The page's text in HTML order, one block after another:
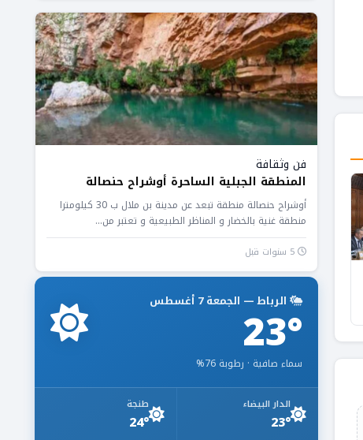
فن وثقافة
المنطقة الجبلية الساحرة أوشراح حنصالة
أوشراح حنصالة منطقة تبعد عن مدينة بن ملال ب 30 كيلومترا
منطقة غنية بالخضار و المناظر الطبيعية و تعتبر من...
الرباط — الجمعة 7 أغسطس
23°
سماء صافية · رطوبة 76%
الدار البيضاء
23°
طنجة
24°